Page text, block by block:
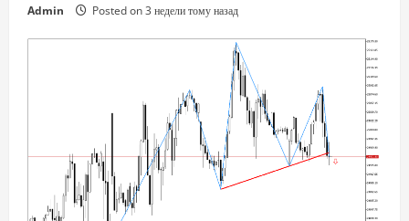
Admin Posted on 3 недели тому назад